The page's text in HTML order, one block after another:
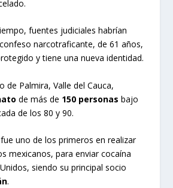
fuentes judiciales habrían
narcotraficante, de 61 años,
y tiene una nueva identidad.
de Palmira, Valle del Cauca,
de más de 150 personas bajo
de los 80 y 90.
uno de los primeros en realizar
mexicanos, para enviar cocaína
siendo su principal socio
.